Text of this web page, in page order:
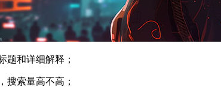
题和详细解释；
搜索量高不高；